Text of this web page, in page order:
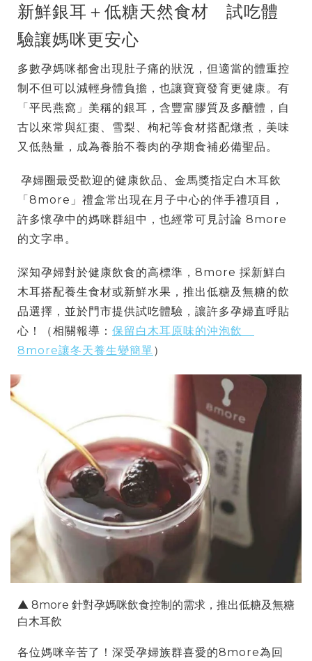
新鮮銀耳＋低糖天然食材 試吃體
驗讓媽咪更安心
多數孕媽咪都會出現肚子痛的狀況，但適當的體重控
制不但可以減輕身體負擔，也讓寶寶發育更健康。有
「平民燕窩」美稱的銀耳，含豐富膠質及多醣體，自
古以來常與紅棗、雪梨、枸杞等食材搭配燉煮，美味
又低熱量，成為養胎不養肉的孕期食補必備聖品。
孕婦圈最受歡迎的健康飲品、金馬獎指定白木耳飲
「8more」禮盒常出現在月子中心的伴手禮項目，
許多懷孕中的媽咪群組中，也經常可見討論 8more
的文字串。
深知孕婦對於健康飲食的高標準，8more 採新鮮白
木耳搭配養生食材或新鮮水果，推出低糖及無糖的飲
品選擇，並於門市提供試吃體驗，讓許多孕婦直呼貼
心！（相關報導： 保留白木耳原味的沖泡飲
8more讓冬天養生變簡單）
▲ 8more 針對孕媽咪飲食控制的需求，推出低糖及無糖
白木耳飲
各位媽咪辛苦了！深受孕婦族群喜愛的8more為回